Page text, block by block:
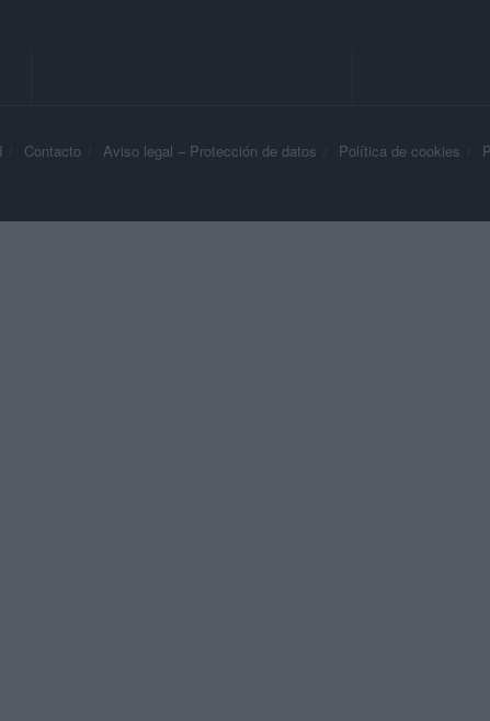
Contacto Aviso legal – Protección de datos Política de cookies